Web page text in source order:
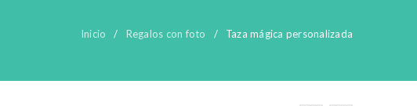
Inicio / Regalos con foto / Taza mágica personalizada